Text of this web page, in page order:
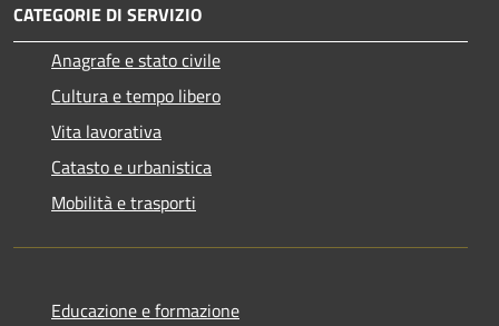
CATEGORIE DI SERVIZIO
Anagrafe e stato civile
Cultura e tempo libero
Vita lavorativa
Catasto e urbanistica
Mobilità e trasporti
Educazione e formazione